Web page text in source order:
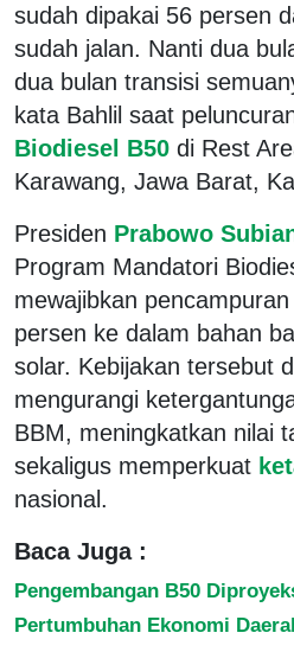
sudah dipakai 56 persen
sudah jalan. Nanti dua
dua bulan transisi
kata Bahlil saat
Biodiesel B50 di Rest
Karawang, Jawa Barat,
Presiden Prabowo
Program Mandatori
mewajibkan
persen ke dalam bahan
solar. Kebijakan tersebut
mengurangi
BBM, meningkatkan nilai
sekaligus memperkuat
nasional.
Baca Juga :
Pengembangan B50
Pertumbuhan Ekonomi